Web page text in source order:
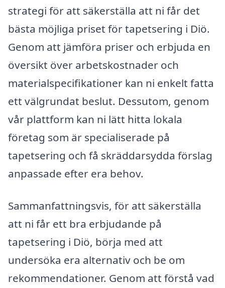
strategi för att säkerställa att ni får det
bästa möjliga priset för tapetsering i Diö.
Genom att jämföra priser och erbjuda en
översikt över arbetskostnader och
materialspecifikationer kan ni enkelt fatta
ett välgrundat beslut. Dessutom, genom
vår plattform kan ni lätt hitta lokala
företag som är specialiserade på
tapetsering och få skräddarsydda förslag
anpassade efter era behov.
Sammanfattningsvis, för att säkerställa
att ni får ett bra erbjudande på
tapetsering i Diö, börja med att
undersöka era alternativ och be om
rekommendationer. Genom att förstå vad